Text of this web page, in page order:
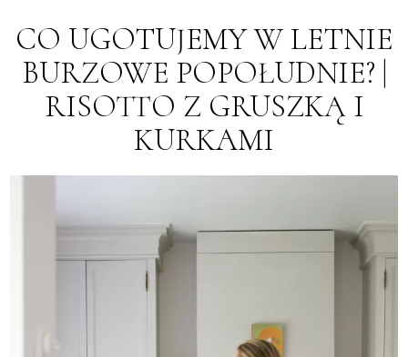
CO UGOTUJEMY W LETNIE
BURZOWE POPOŁUDNIE? |
RISOTTO Z GRUSZKĄ I
KURKAMI